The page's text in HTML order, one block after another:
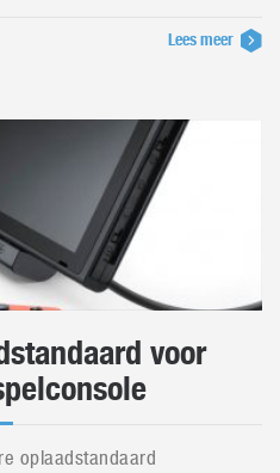
Lees meer
voor
oplaadstandaard